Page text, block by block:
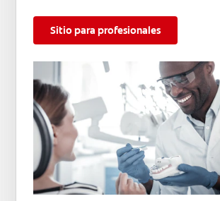
Sitio para profesionales